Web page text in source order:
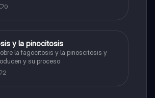
0
y la pinocitosis
la fagocitosis y la pinoscitosis y
y su proceso
2